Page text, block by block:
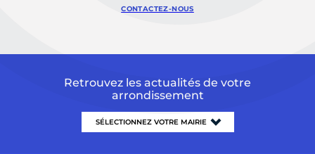
CONTACTEZ-NOUS
Retrouvez les actualités de votre
arrondissement